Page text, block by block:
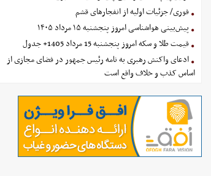
فوری/ جزئیات اولیه از انفجارهای قشم
پیش‌بینی هواشناسی امروز پنجشنبه ۱۵ مرداد ۱۴۰۵
قیمت طلا و سکه امروز پنجشنبه 15 مرداد 1405+ جدول
ادعای واکنش رهبری به نامه رئیس جمهور در فضای مجازی از
اساس کذب و خلاف واقع است